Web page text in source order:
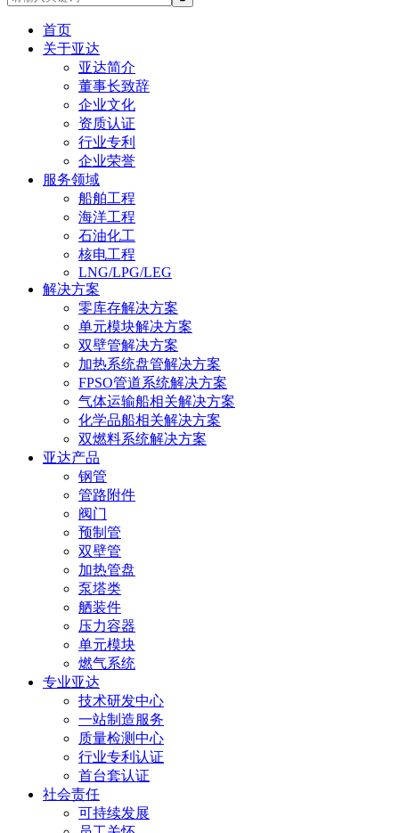
首页
关于亚达
亚达简介
董事长致辞
企业文化
资质认证
行业专利
企业荣誉
服务领域
船舶工程
海洋工程
石油化工
核电工程
LNG/LPG/LEG
解决方案
零库存解决方案
单元模块解决方案
双壁管解决方案
加热系统盘管解决方案
FPSO管道系统解决方案
气体运输船相关解决方案
化学品船相关解决方案
双燃料系统解决方案
亚达产品
钢管
管路附件
阀门
预制管
双壁管
加热管盘
泵塔类
舾装件
压力容器
单元模块
燃气系统
专业亚达
技术研发中心
一站制造服务
质量检测中心
行业专利认证
首台套认证
社会责任
可持续发展